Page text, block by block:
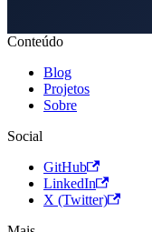
Conteúdo
Blog
Projetos
Sobre
Social
GitHub
LinkedIn
X (Twitter)